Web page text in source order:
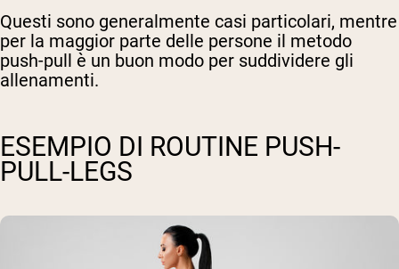
Questi sono generalmente casi particolari, mentre
per la maggior parte delle persone il metodo
push-pull è un buon modo per suddividere gli
allenamenti.
ESEMPIO DI ROUTINE PUSH-
PULL-LEGS